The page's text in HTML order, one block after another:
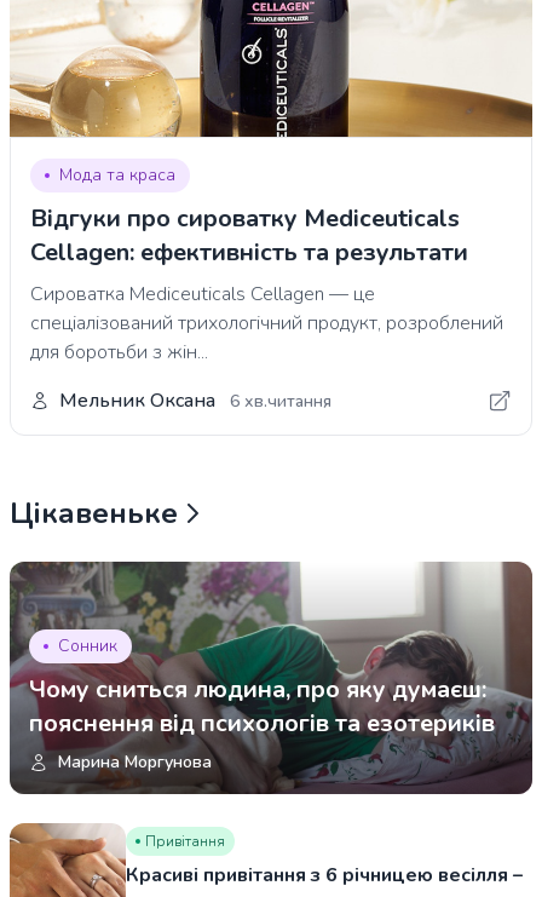
Мода та краса
Відгуки про сироватку Mediceuticals
Cellagen: ефективність та результати
Сироватка Mediceuticals Cellagen — це
спеціалізований трихологічний продукт, розроблений
для боротьби з жін...
Мельник Оксана
6 хв.читання
Цікавеньке
Сонник
Чому сниться людина, про яку думаєш:
пояснення від психологів та езотериків
Марина Моргунова
Привітання
Красиві привітання з 6 річницею весілля –